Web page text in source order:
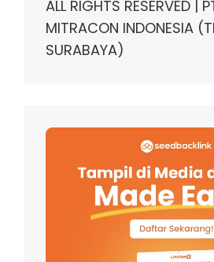
ALL RIGHTS RESERVED |
MITRACON INDONESIA
SURABAYA)